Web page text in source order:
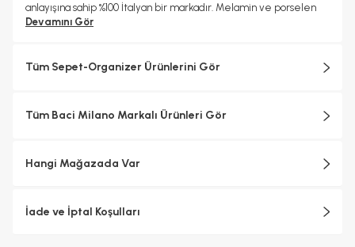
anlayışına sahip %100 İtalyan bir markadır. Melamin ve porselen
malzemelerle üretilen Baci Milano ürünleri, benzersiz ve çarpıcı
tabaklardan sürahilere, parfüm şişelerinden tepsilere,
evinizin her köşesini tamamlamak için İtalyan zarafetini ve
canlılığını yansıttığı seçenekler sunar. Hem geleneksel hem de
Devamını Gör
Tüm Sepet-Organizer Ürünlerini Gör
Tüm Baci Milano Markalı Ürünleri Gör
Hangi Mağazada Var
İade ve İptal Koşulları